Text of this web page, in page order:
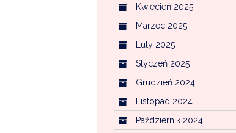
Kwiecień 2025
Marzec 2025
Luty 2025
Styczeń 2025
Grudzień 2024
Listopad 2024
Październik 2024